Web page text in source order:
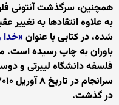
همچنین، سرگذشت آنتونی
به علاوه انتقادها به تغییر
شده، در کتابی با عنوان «خدا
باوران به چاپ رسیده است.
فلسفه دانشگاه لیبرتی و
در گذشت.